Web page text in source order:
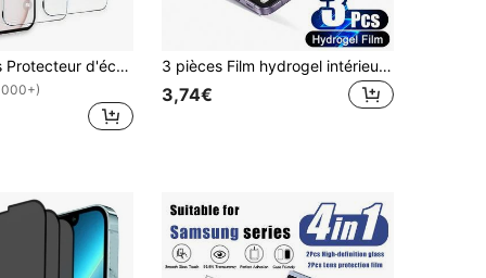
MSRI 2 pièces Protecteur d'écran en verre trempé haute définition, haute dureté, transparent, anti-rayures, anti-chute, étanche, compatible avec iPhone11/12/13/14pro Max/15pro Max/16/16pro/16plus/16pro Max/16e/17/17 Air/17 Pro/17 Pro Max 3 pièces Film hydrogel intérieur compatible avec Samsung Galaxy Z Flip 7 6 5 4 3 Protecteur d'écran TPU Étanche Anti-choc Anti-chute Anti-rayures Anti-empreintes digitales Couverture complète
3,74€